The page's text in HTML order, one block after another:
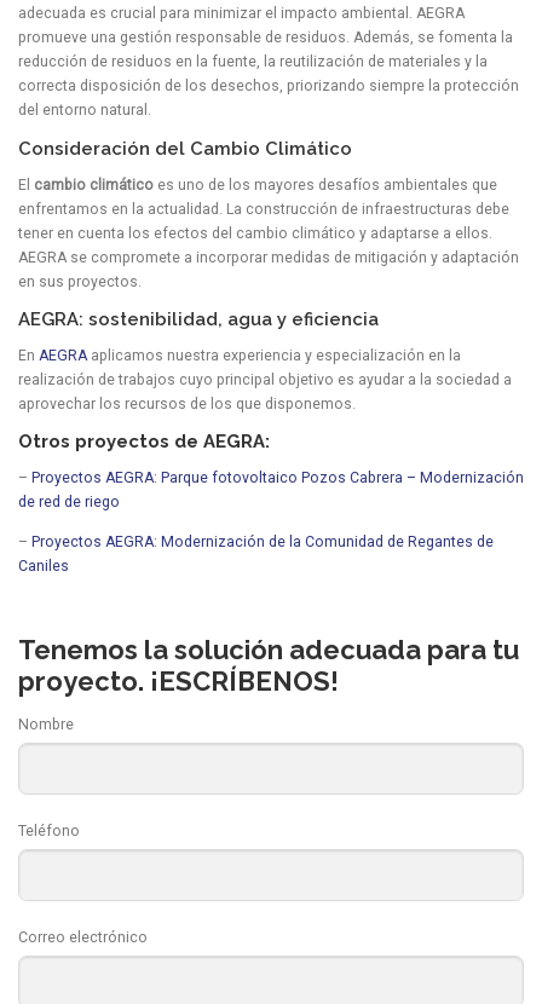
adecuada es crucial para minimizar el impacto ambiental. AEGRA
promueve una gestión responsable de residuos. Además, se fomenta la
reducción de residuos en la fuente, la reutilización de materiales y la
correcta disposición de los desechos, priorizando siempre la protección
del entorno natural.
Consideración del Cambio Climático
El cambio climático es uno de los mayores desafíos ambientales que
enfrentamos en la actualidad. La construcción de infraestructuras debe
tener en cuenta los efectos del cambio climático y adaptarse a ellos.
AEGRA se compromete a incorporar medidas de mitigación y adaptación
en sus proyectos.
AEGRA: sostenibilidad, agua y eficiencia
En AEGRA aplicamos nuestra experiencia y especialización en la
realización de trabajos cuyo principal objetivo es ayudar a la sociedad a
aprovechar los recursos de los que disponemos.
Otros proyectos de AEGRA:
– Proyectos AEGRA: Parque fotovoltaico Pozos Cabrera – Modernización
de red de riego
– Proyectos AEGRA: Modernización de la Comunidad de Regantes de
Caniles
Tenemos la solución adecuada para tu
proyecto. ¡ESCRÍBENOS!
Nombre
Teléfono
Correo electrónico